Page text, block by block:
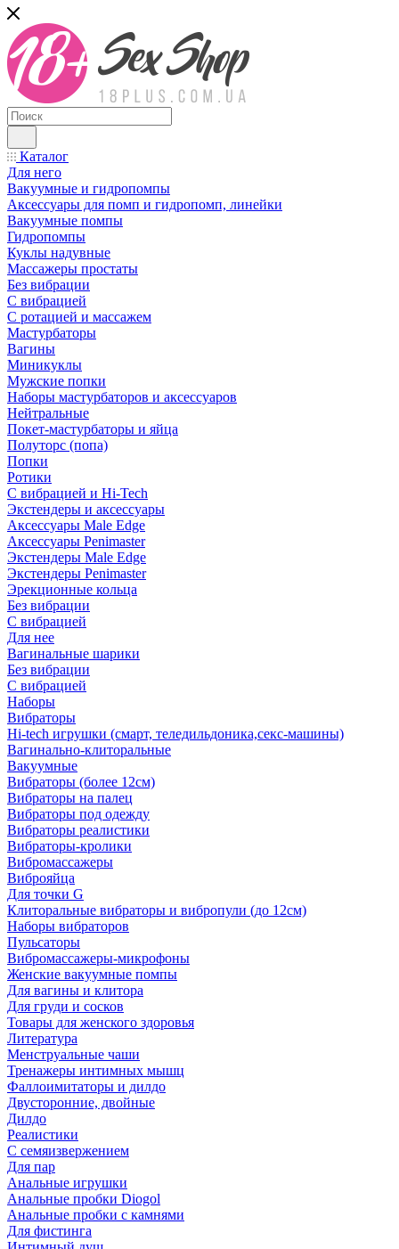
Каталог
Для него
Вакуумные и гидропомпы
Аксессуары для помп и гидропомп, линейки
Вакуумные помпы
Гидропомпы
Куклы надувные
Массажеры простаты
Без вибрации
С вибрацией
С ротацией и массажем
Мастурбаторы
Вагины
Миникуклы
Мужские попки
Наборы мастурбаторов и аксессуаров
Нейтральные
Покет-мастурбаторы и яйца
Полуторс (попа)
Попки
Ротики
С вибрацией и Hi-Tech
Экстендеры и аксессуары
Аксессуары Male Edge
Аксессуары Penimaster
Экстендеры Male Edge
Экстендеры Penimaster
Эрекционные кольца
Без вибрации
С вибрацией
Для нее
Вагинальные шарики
Без вибрации
С вибрацией
Наборы
Вибраторы
Hi-tech игрушки (смарт, теледильдоника,секс-машины)
Вагинально-клиторальные
Вакуумные
Вибраторы (более 12см)
Вибраторы на палец
Вибраторы под одежду
Вибраторы реалистики
Вибраторы-кролики
Вибромассажеры
Виброяйца
Для точки G
Клиторальные вибраторы и вибропули (до 12см)
Наборы вибраторов
Пульсаторы
Вибромассажеры-микрофоны
Женские вакуумные помпы
Для вагины и клитора
Для груди и сосков
Товары для женского здоровья
Литература
Менструальные чаши
Тренажеры интимных мышц
Фаллоимитаторы и дилдо
Двусторонние, двойные
Дилдо
Реалистики
С семяизвержением
Для пар
Анальные игрушки
Анальные пробки Diogol
Анальные пробки с камнями
Для фистинга